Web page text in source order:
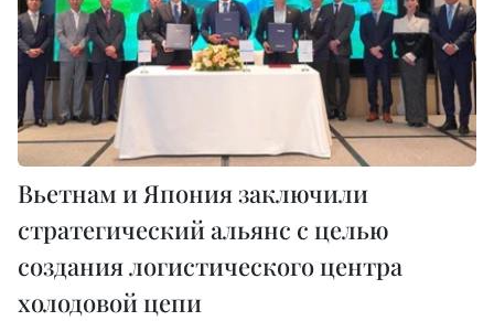
Вьетнам и Япония заключили
стратегический альянс с целью
создания логистического центра
холодовой цепи